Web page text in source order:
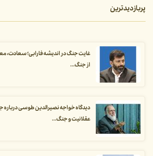
پربازدیدترین
غایت جنگ در اندیشه فارابی؛ سعادت،
از جنگ...
دیدگاه خواجه نصیرالدین طوسی درباره
عقلانیت و جنگ...